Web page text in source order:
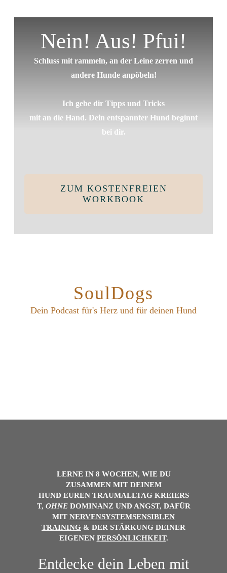
Nein! Aus! Pfui!
Schluss mit rammeln, an der Leine zerren und
andere Hunde anpöbeln!
Ich gebe dir Tipps und Tricks
mit an die Hand. Dein entspannter Hund beginnt
bei dir.
ZUM KOSTENFREIEN
WORKBOOK
SoulDogs
Dein Podcast für's Herz und für deinen Hund
LERNE IN 8 WOCHEN, WIE DU
ZUSAMMEN MIT DEINEM
HUND EUREN TRAUMALLTAG KREIERS
T, OHNEDOMINANZ UND ANGST, DAFÜR
MIT NERVENSYSTEMSENSIBLEN
TRAINING & DER STÄRKUNG DEINER
EIGENEN PERSÖNLICHKEIT.
Entdecke dein Leben mit